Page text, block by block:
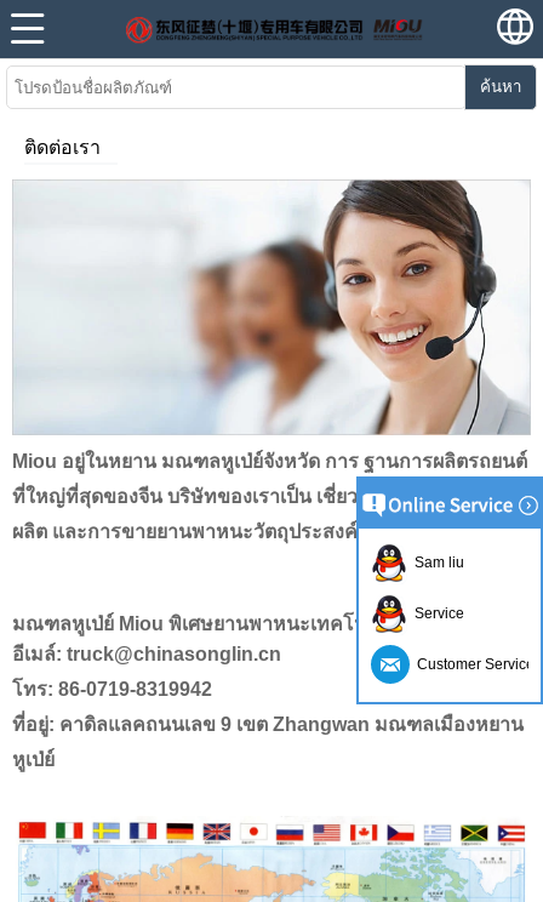
ค้นหา
ติดต่อเรา
Miou อยู่ในหยาน มณฑลหูเป่ย์จังหวัด การ ฐานการผลิตรถยนต์
ที่ใหญ่ที่สุดของจีน บริษัทของเราเป็น เชี่ยวชาญใน R & D การ
ผลิต และการขายยานพาหนะวัตถุประสงค์พิเศษ
มณฑลหูเป่ย์ Miou พิเศษยานพาหนะเทคโนโลยี Co., ltd
อีเมล์: truck@chinasonglin.cn
โทร: 86-0719-8319942
ที่อยู่: คาดิลแลคถนนเลข 9 เขต Zhangwan มณฑลเมืองหยาน
หูเป่ย์
Sam liu
Service
Customer Service